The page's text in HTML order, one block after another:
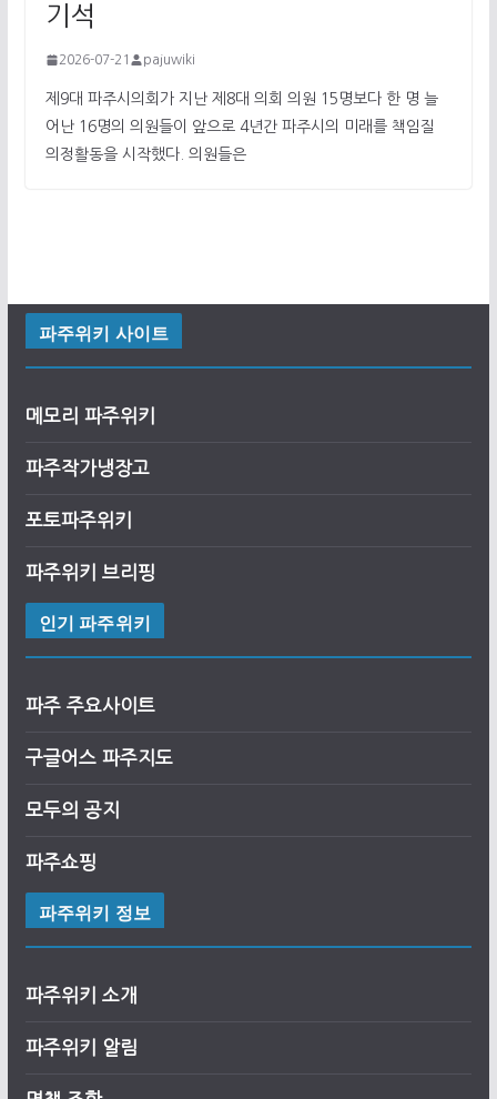
기석
2026-07-21 pajuwiki
제9대 파주시의회가 지난 제8대 의회 의원 15명보다 한 명 늘
어난 16명의 의원들이 앞으로 4년간 파주시의 미래를 책임질
의정활동을 시작했다. 의원들은
파주위키 사이트
메모리 파주위키
파주작가냉장고
포토파주위키
파주위키 브리핑
인기 파주위키
파주 주요사이트
구글어스 파주지도
모두의 공지
파주쇼핑
파주위키 정보
파주위키 소개
파주위키 알림